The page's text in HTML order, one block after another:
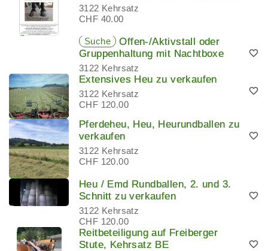
3122 Kehrsatz
CHF 40.00
Suche
Offen-/Aktivstall oder
Gruppenhaltung mit Nachtboxe
3122 Kehrsatz
Extensives Heu zu verkaufen
3122 Kehrsatz
CHF 120.00
Pferdeheu, Heu, Heurundballen zu
verkaufen
3122 Kehrsatz
CHF 120.00
Heu / Emd Rundballen, 2. und 3.
Schnitt zu verkaufen
3122 Kehrsatz
CHF 120.00
Reitbeteiligung auf Freiberger
Stute, Kehrsatz BE